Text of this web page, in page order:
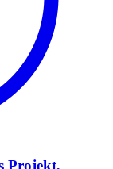
Projekt,